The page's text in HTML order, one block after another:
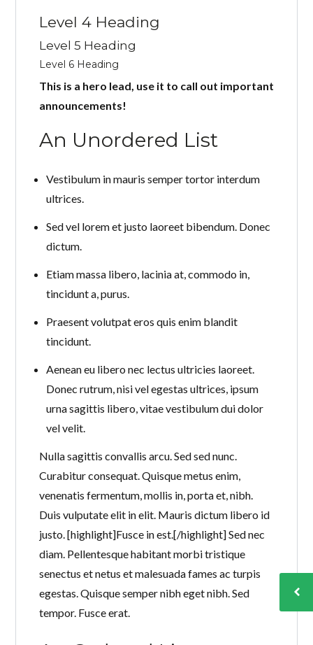
Level 4 Heading
Level 5 Heading
Level 6 Heading
This is a hero lead, use it to call out important
announcements!
An Unordered List
Vestibulum in mauris semper tortor interdum
ultrices.
Sed vel lorem et justo laoreet bibendum. Donec
dictum.
Etiam massa libero, lacinia at, commodo in,
tincidunt a, purus.
Praesent volutpat eros quis enim blandit
tincidunt.
Aenean eu libero nec lectus ultricies laoreet.
Donec rutrum, nisi vel egestas ultrices, ipsum
urna sagittis libero, vitae vestibulum dui dolor
vel velit.
Nulla sagittis convallis arcu. Sed sed nunc.
Curabitur consequat. Quisque metus enim,
venenatis fermentum, mollis in, porta et, nibh.
Duis vulputate elit in elit. Mauris dictum libero id
justo. [highlight]Fusce in est.[/highlight] Sed nec
diam. Pellentesque habitant morbi tristique
senectus et netus et malesuada fames ac turpis
egestas. Quisque semper nibh eget nibh. Sed
tempor. Fusce erat.